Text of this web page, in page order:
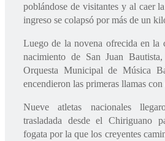
poblándose de visitantes y al caer
ingreso se colapsó por más de un
Luego de la novena ofrecida en la
nacimiento de San Juan
Orquesta Municipal de Música
encendieron las primeras llamas con
Nueve atletas nacionales
trasladada desde el Chiriguano
fogata por la que los creyentes